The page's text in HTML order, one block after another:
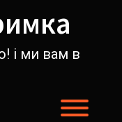
і ми вам в